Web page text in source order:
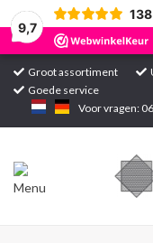
9,7
138
Groot assortiment
Goede service
Voor vragen:
Home